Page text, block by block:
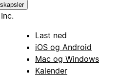
Last ned
iOS og Android
Mac og Windows
Kalender